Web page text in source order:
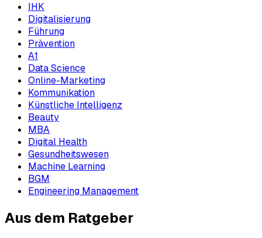
IHK
Digitalisierung
Führung
Prävention
A1
Data Science
Online-Marketing
Kommunikation
Künstliche Intelligenz
Beauty
MBA
Digital Health
Gesundheitswesen
Machine Learning
BGM
Engineering Management
Aus dem Ratgeber